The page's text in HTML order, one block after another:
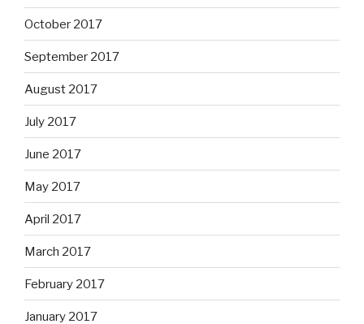
October 2017
September 2017
August 2017
July 2017
June 2017
May 2017
April 2017
March 2017
February 2017
January 2017